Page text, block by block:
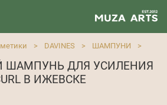
> DAVINES > ШАМПУНИ
>
ДЛЯ УСИЛЕНИЯ
В ИЖЕВСКЕ